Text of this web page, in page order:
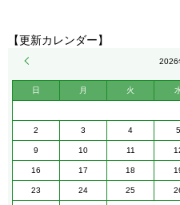
【更新カレンダー】
2026
日 月 火
2 3 4 5
9 10 11
16 17 18
23 24 25